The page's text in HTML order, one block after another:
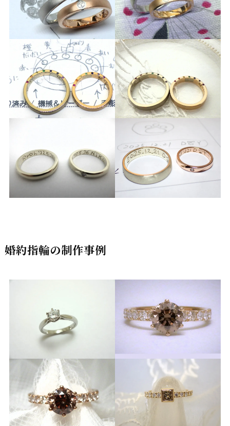
婚約指輪の制作事例